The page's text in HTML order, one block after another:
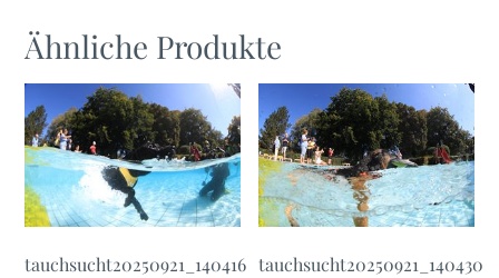
Ähnliche Produkte
tauchsucht20250921_140416 tauchsucht20250921_140430